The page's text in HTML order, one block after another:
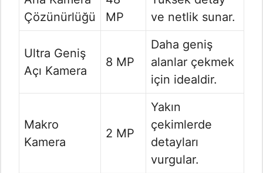
Çözünürlüğü
MP
ve netlik sunar.
Ultra Geniş
Açı Kamera
8 MP
Daha geniş
alanlar çekmek
için idealdir.
Makro
Kamera
2 MP
Yakın
çekimlerde
detayları
vurgular.